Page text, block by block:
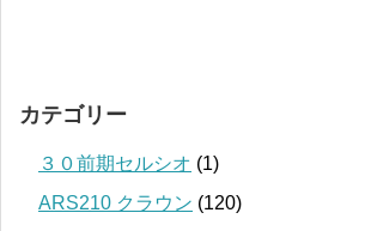
カテゴリー
３０前期セルシオ (1)
ARS210 クラウン (120)